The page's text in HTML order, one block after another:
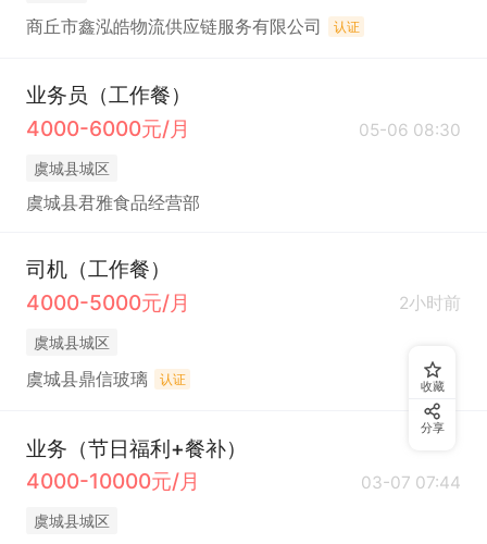
商丘市鑫泓皓物流供应链服务有限公司 认证
业务员（工作餐）
4000-6000元/月
05-06 08:30
虞城县城区
虞城县君雅食品经营部
司机（工作餐）
4000-5000元/月
2小时前
虞城县城区
虞城县鼎信玻璃 认证
业务（节日福利+餐补）
4000-10000元/月
03-07 07:44
虞城县城区
收藏
分享